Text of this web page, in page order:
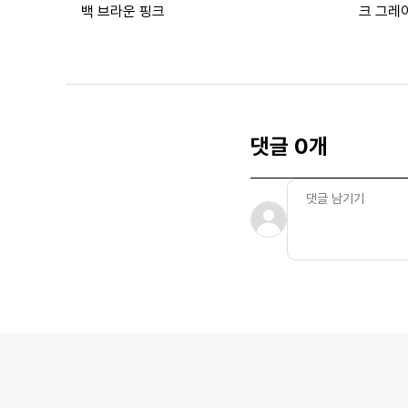
백 브라운 핑크
크 그레이
댓글 0개